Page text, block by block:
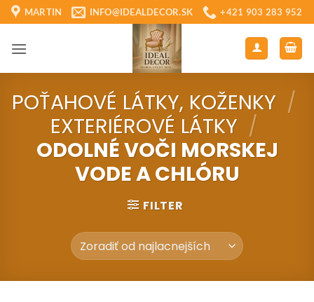
Skip
to
content
MARTIN INFO@IDEALDECOR.SK +421 903 283 952
POŤAHOVÉ LÁTKY, KOŽENKY /
EXTERIÉROVÉ LÁTKY /
ODOLNÉ VOČI MORSKEJ
VODE A CHLÓRU
FILTER